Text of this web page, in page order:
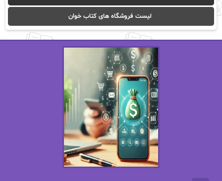
ا_اصغر زاده ا_اصغرزاده
اریک مورگنشترن از نیلوفر لاری
اصغر زاده
اکرم محمدی
الف صاد
الکساندر دوما
الناز پاکپور‌
لیست فروشگاه های کتاب خوان